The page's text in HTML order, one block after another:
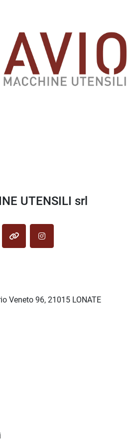
UTENSILI srl
other instagram
Veneto 96, 21015 LONATE